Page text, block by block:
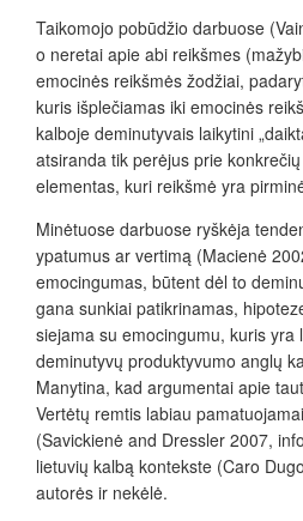
Taikomojo pobūdžio darbuose
o neretai apie abi reikšmes
emocinės reikšmės žodžiai,
kuris išplečiamas iki emocinės
kalboje deminutyvais laikytini
atsiranda tik perėjus prie
elementas, kuri reikšmė yra
Minėtuose darbuose ryškėja
ypatumus ar vertimą (Macienė
emocingumas, būtent dėl to
gana sunkiai patikrinamas,
siejama su emocingumu, kuris
deminutyvų produktyvumo anglų
Manytina, kad argumentai apie
Vertėtų remtis labiau
(Savickienė and Dressler 2007,
lietuvių kalbą kontekste (Caro
autorės ir nekėlė.